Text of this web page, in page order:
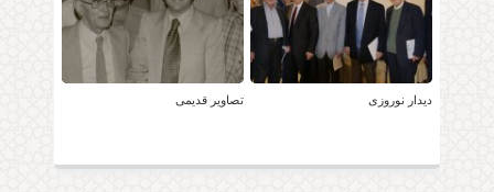
دیدار نوروزی تصاویر قدیمی